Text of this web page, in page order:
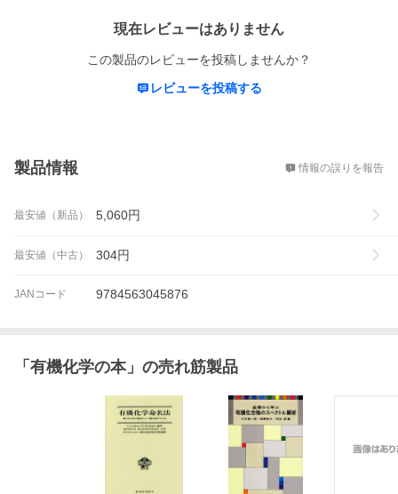
現在レビューはありません
この製品のレビューを投稿しませんか？
レビューを投稿する
製品情報 情報の誤りを報告
最安値（新品） 5,060円
最安値（中古） 304円
JANコード 9784563045876
「 有機化学の本」の売れ筋製品